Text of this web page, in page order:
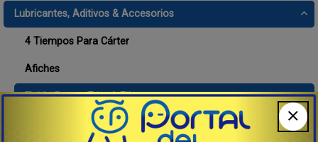
Lubricantes, Aditivos & Accesorios
4 Tiempos Para Cárter
Afiches
Fluido Power Trim & Tilt
Herramientas & Accesorios